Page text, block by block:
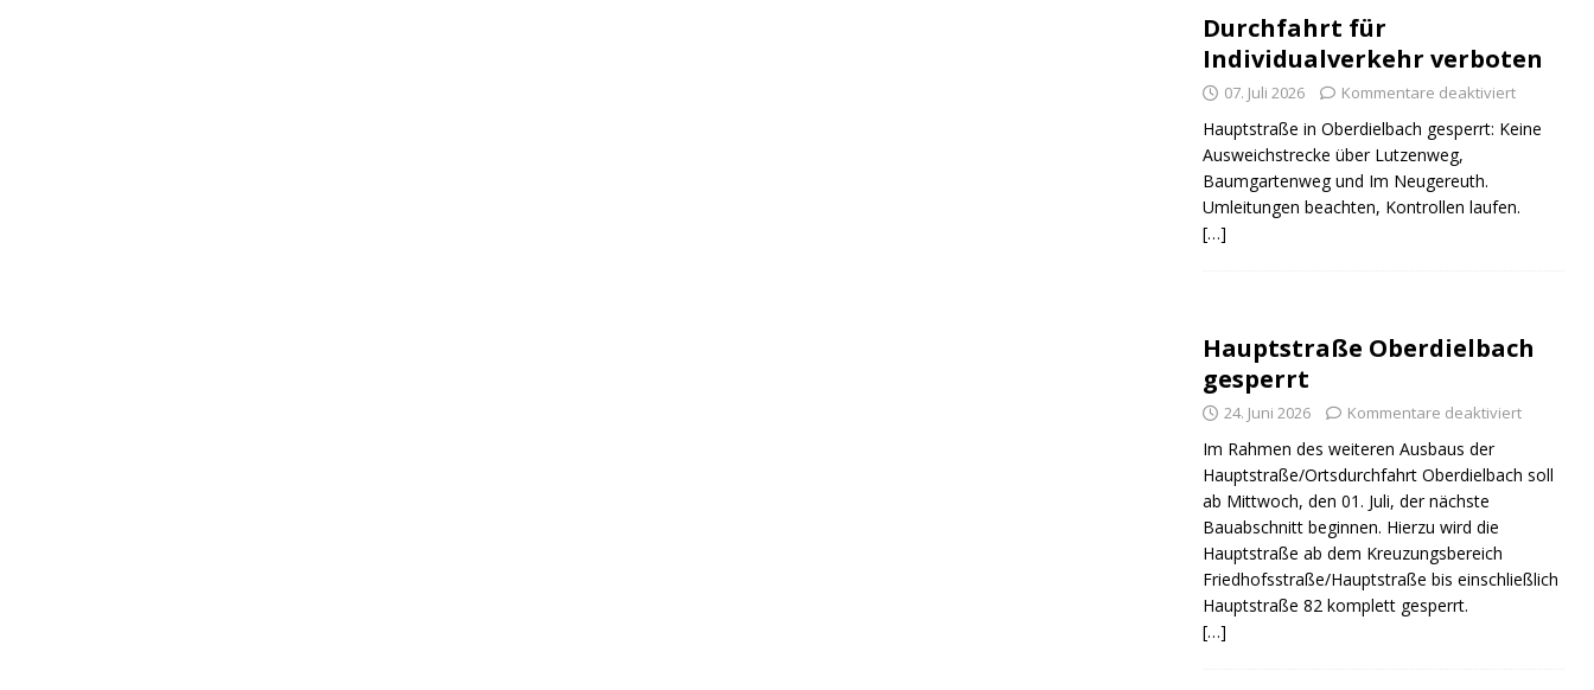
Durchfahrt für
Individualverkehr verboten
07. Juli 2026 Kommentare deaktiviert
Hauptstraße in Oberdielbach gesperrt: Keine
Ausweichstrecke über Lutzenweg,
Baumgartenweg und Im Neugereuth.
Umleitungen beachten, Kontrollen laufen.
[…]
Hauptstraße Oberdielbach
gesperrt
24. Juni 2026 Kommentare deaktiviert
Im Rahmen des weiteren Ausbaus der
Hauptstraße/Ortsdurchfahrt Oberdielbach soll
ab Mittwoch, den 01. Juli, der nächste
Bauabschnitt beginnen. Hierzu wird die
Hauptstraße ab dem Kreuzungsbereich
Friedhofsstraße/Hauptstraße bis einschließlich
Hauptstraße 82 komplett gesperrt.
[…]